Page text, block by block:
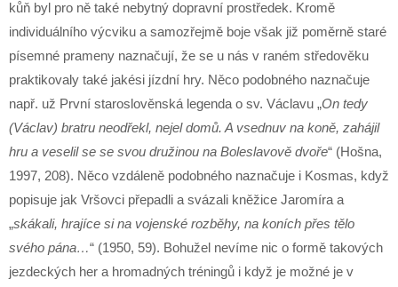
kůň byl pro ně také nebytný dopravní prostředek. Kromě
individuálního výcviku a samozřejmě boje však již poměrně staré
písemné prameny naznačují, že se u nás v raném středověku
praktikovaly také jakési jízdní hry. Něco podobného naznačuje
např. už První staroslověnská legenda o sv. Václavu „On tedy
(Václav) bratru neodřekl, nejel domů. A vsednuv na koně, zahájil
hru a veselil se se svou družinou na Boleslavově dvoře“ (Hošna,
1997, 208). Něco vzdáleně podobného naznačuje i Kosmas, když
popisuje jak Vršovci přepadli a svázali kněžice Jaromíra a
„skákali, hrajíce si na vojenské rozběhy, na koních přes tělo
svého pána…“ (1950, 59). Bohužel nevíme nic o formě takových
jezdeckých her a hromadných tréningů i když je možné je v